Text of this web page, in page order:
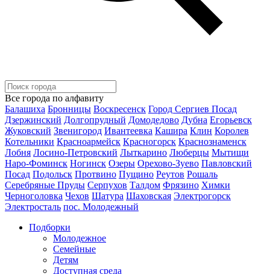
Все города по алфавиту
Балашиха Бронницы Воскресенск Город Сергиев Посад
Дзержинский Долгопрудный Домодедово Дубна Егорьевск
Жуковский Звенигород Ивантеевка Кашира Клин Королев
Котельники Красноармейск Красногорск Краснознаменск
Лобня Лосино-Петровский Лыткарино Люберцы Мытищи
Наро-Фоминск Ногинск Озеры Орехово-Зуево Павловский
Посад Подольск Протвино Пущино Реутов Рошаль
Серебряные Пруды Серпухов Талдом Фрязино Химки
Черноголовка Чехов Шатура Шаховская Электрогорск
Электросталь пос. Молодежный
Подборки
Молодежное
Семейные
Детям
Доступная среда